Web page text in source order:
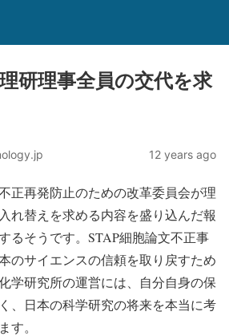
研理事全員の交代を求
12 years ago
正再発防止のための改革委員会が理
れ替えを求める内容を盛り込んだ報
るそうです。STAP細胞論文不正事
のサイエンスの信頼を取り戻すため
学研究所の運営には、自分自身の保
、日本の科学研究の将来を本当に考
す。